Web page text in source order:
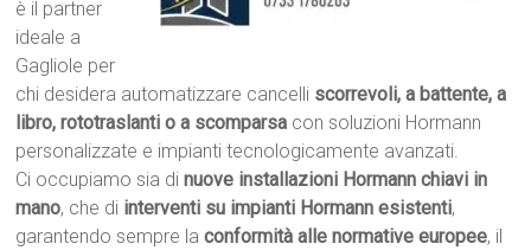
è il partner
ideale a
Gagliole per
chi desidera automatizzare cancelli scorrevoli, a battente, a
libro, rototraslanti o a scomparsa con soluzioni Hormann
personalizzate e impianti tecnologicamente avanzati.
Ci occupiamo sia dinuove installazioni Hormann chiavi in
mano, che di interventi su impianti Hormann esistenti,
garantendo sempre laconformità alle normative europee, il